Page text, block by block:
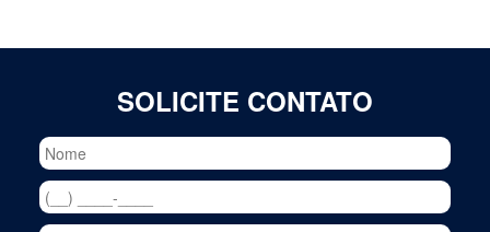
SOLICITE CONTATO